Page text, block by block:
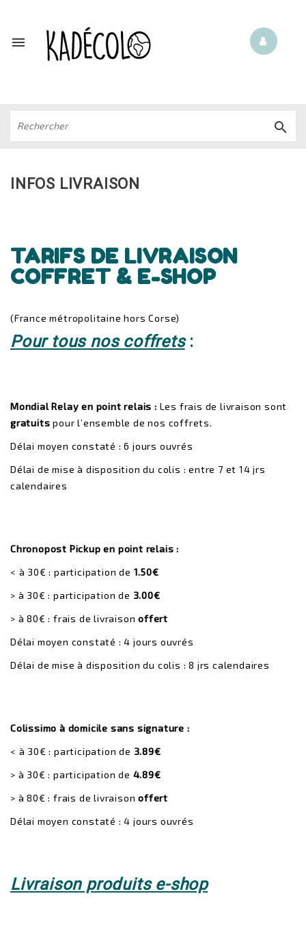


INFOS LIVRAISON
TARIFS DE LIVRAISON
COFFRET & E-SHOP
(France métropolitaine hors Corse)
Pour tous nos coffrets:
Mondial Relay en point relais : Les frais de livraison sont
gratuits pour l’ensemble de nos coffrets.
Délai moyen constaté : 6 jours ouvrés
Délai de mise à disposition du colis : entre 7 et 14 jrs
calendaires
Chronopost Pickup en point relais :
< à 30€ : participation de 1.50€
> à 30€ : participation de 3.00€
> à 80€ : frais de livraisonoffert
Délai moyen constaté : 4 jours ouvrés
Délai de mise à disposition du colis : 8 jrs calendaires
Colissimo à domicile sans signature :
< à 30€ : participation de 3.89€
> à 30€ : participation de 4.89€
> à 80€ : frais de livraisonoffert
Délai moyen constaté : 4 jours ouvrés
Livraison produits e-shop